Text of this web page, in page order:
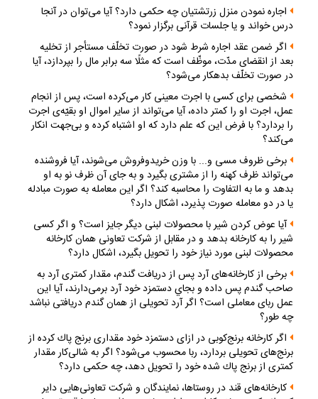
اجاره نمودن منزل زرتشتيان چه حكمى دارد؟ آيا مى‌توان در آنجا
درس خواند و يا جلسات قرآنى برگزار نمود؟
اگر ضمن عقد اجاره شرط شود در صورت تخلّف مستأجر از تخليه
بعد از انقضاى مدّت، موظّف است كه مثلًا سه برابر مال را بپردازد، آيا
در صورت تخلّف بدهكار مى‌شود؟
شخصى براى كسى با اجرت معينى كار مى‌كرده است، پس از انجام
عمل، اجرت او را كمتر داده، آيا مى‌تواند از ساير اموال او بقيّه‌ى اجرت
را بردارد؟ با فرض اين كه علم دارد كه او اشتباه كرده و بى‌جهت انكار
مى‌كند؟
برخى ظروف مسى و... با وزن خريدوفروش مى‌شوند، آيا فروشنده
مى‌تواند ظرف كهنه را از مشترى بگيرد و به جاى آن ظرف نو به او
بدهد و ما به التفاوت را محاسبه كند؟ اگر اين معامله به صورت مبادله
يا در دو معامله صورت پذيرد، اشكال دارد؟
آيا عوض كردن شير با محصولات لبنى ديگر جايز است؟ و اگر كسى
شير را به كارخانه بدهد و در مقابل از شركت تعاونى همان كارخانه
محصولات لبنى مورد نياز خود را تحويل بگيرد، اشكال دارد؟
برخى از كارخانه‌هاى آرد پس از دريافت گندم، مقدار كمترى آرد به
صاحب گندم پس داده و بجاي دستمزد خود آرد برمى‌دارند، آيا اين
عمل رباى معاملى است؟ اگر آرد تحويلى از همان گندم دريافتى نباشد
چه طور؟
اگر كارخانه برنج‌كوبى در ازاى دستمزد خود مقدارى برنج پاك كرده از
برنج‌هاى تحويلى بردارد، ربا محسوب مى‌شود؟ اگر به شالى‌كار مقدار
كمترى از برنج پاك شده خود را تحويل دهد، چه حكمى دارد؟
كارخانه‌هاى قند در روستاها، نمايندگان و شركت تعاونى‌هايى داير